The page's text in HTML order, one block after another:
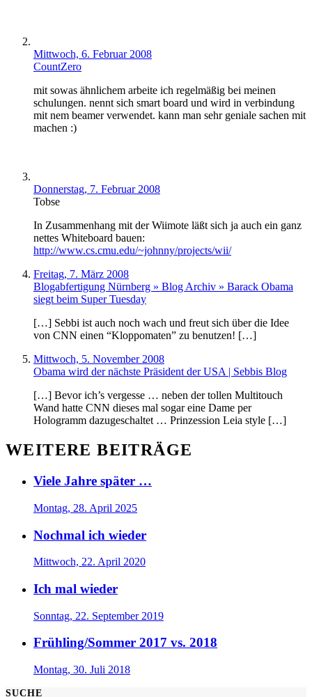
Mittwoch, 6. Februar 2008
CountZero
mit sowas ähnlichem arbeite ich regelmäßig bei meinen
schulungen. nennt sich smart board und wird in verbindung
mit nem beamer verwendet. kann man sehr geniale sachen mit
machen :)
Donnerstag, 7. Februar 2008
Tobse
In Zusammenhang mit der Wiimote läßt sich ja auch ein ganz
nettes Whiteboard bauen:
http://www.cs.cmu.edu/~johnny/projects/wii/
Freitag, 7. März 2008
Blogabfertigung Nürnberg » Blog Archiv » Barack Obama
siegt beim Super Tuesday
[…] Sebbi ist auch noch wach und freut sich über die Idee
von CNN einen “Kloppomaten” zu benutzen! […]
Mittwoch, 5. November 2008
Obama wird der nächste Präsident der USA | Sebbis Blog
[…] Bevor ich’s vergesse … neben der tollen Multitouch
Wand hatte CNN dieses mal sogar eine Dame per
Hologramm dazugeschaltet … Prinzession Leia style […]
WEITERE BEITRÄGE
Viele Jahre später …
Montag, 28. April 2025
Nochmal ich wieder
Mittwoch, 22. April 2020
Ich mal wieder
Sonntag, 22. September 2019
Frühling/Sommer 2017 vs. 2018
Montag, 30. Juli 2018
SUCHE